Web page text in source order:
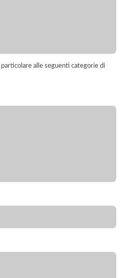
alle seguenti categorie di